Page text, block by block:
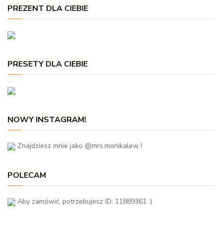
PREZENT DLA CIEBIE
PRESETY DLA CIEBIE
NOWY INSTAGRAM!
Znajdziesz mnie jako @mrs.monikalew !
POLECAM
Aby zamówić, potrzebujesz ID: 11889361 :)